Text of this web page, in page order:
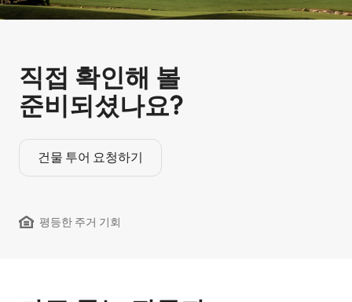
직접 확인해 볼
준비되셨나요?
건물 투어 요청하기
평등한 주거 기회